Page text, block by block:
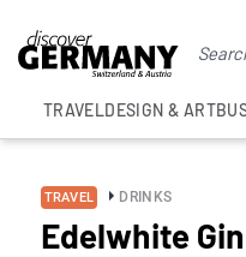
TRAVELDESIGN & ART
TRAVEL DRINKS
Edelwhite Gin